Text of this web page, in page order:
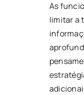
As
limitar a